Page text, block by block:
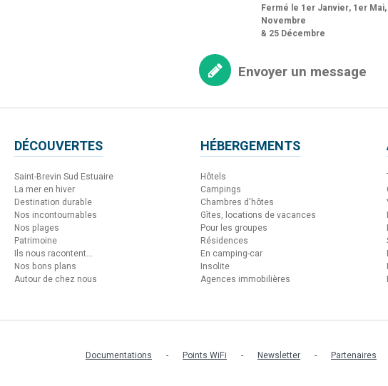
Fermé le 1er Janvier, 1er Mai,
Novembre
& 25 Décembre
Envoyer un message
DÉCOUVERTES
Saint-Brevin Sud Estuaire
La mer en hiver
Destination durable
Nos incontournables
Nos plages
Patrimoine
Ils nous racontent...
Nos bons plans
Autour de chez nous
HÉBERGEMENTS
Hôtels
Campings
Chambres d'hôtes
Gîtes, locations de vacances
Pour les groupes
Résidences
En camping-car
Insolite
Agences immobilières
Documentations Points WiFi Newsletter Partenaires